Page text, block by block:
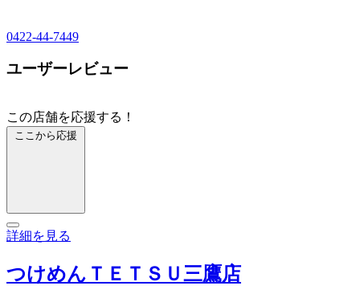
0422-44-7449
ユーザーレビュー
この店舗を応援する！
ここから応援
詳細を見る
つけめんＴＥＴＳＵ三鷹店